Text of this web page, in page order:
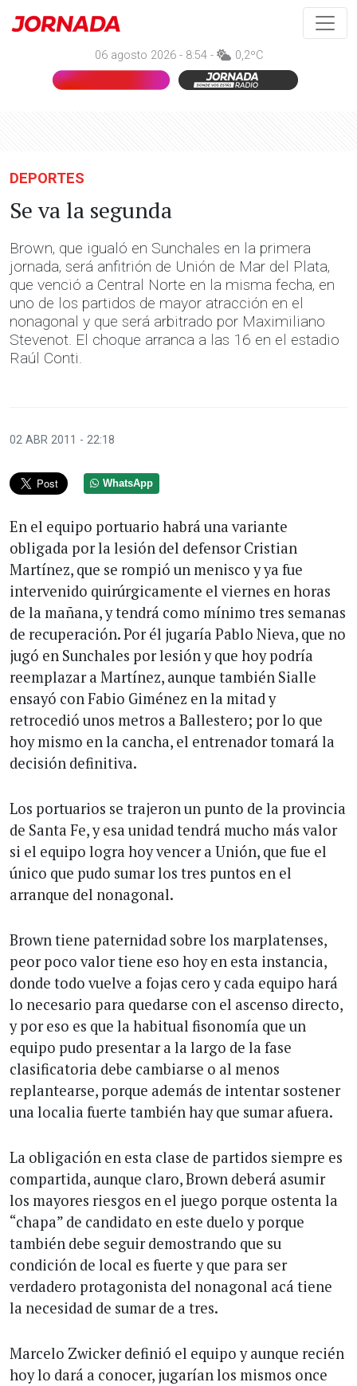
06 agosto 2026 - 8:54 - 0,2ºC
DEPORTES
Se va la segunda
Brown, que igualó en Sunchales en la primera
jornada, será anfitrión de Unión de Mar del Plata,
que venció a Central Norte en la misma fecha, en
uno de los partidos de mayor atracción en el
nonagonal y que será arbitrado por Maximiliano
Stevenot. El choque arranca a las 16 en el estadio
Raúl Conti.
02 ABR 2011 - 22:18
WhatsApp
En el equipo portuario habrá una variante
obligada por la lesión del defensor Cristian
Martínez, que se rompió un menisco y ya fue
intervenido quirúrgicamente el viernes en horas
de la mañana, y tendrá como mínimo tres semanas
de recuperación. Por él jugaría Pablo Nieva, que no
jugó en Sunchales por lesión y que hoy podría
reemplazar a Martínez, aunque también Sialle
ensayó con Fabio Giménez en la mitad y
retrocedió unos metros a Ballestero; por lo que
hoy mismo en la cancha, el entrenador tomará la
decisión definitiva.
Los portuarios se trajeron un punto de la provincia
de Santa Fe, y esa unidad tendrá mucho más valor
si el equipo logra hoy vencer a Unión, que fue el
único que pudo sumar los tres puntos en el
arranque del nonagonal.
Brown tiene paternidad sobre los marplatenses,
peor poco valor tiene eso hoy en esta instancia,
donde todo vuelve a fojas cero y cada equipo hará
lo necesario para quedarse con el ascenso directo,
y por eso es que la habitual fisonomía que un
equipo pudo presentar a la largo de la fase
clasificatoria debe cambiarse o al menos
replantearse, porque además de intentar sostener
una localia fuerte también hay que sumar afuera.
La obligación en esta clase de partidos siempre es
compartida, aunque claro, Brown deberá asumir
los mayores riesgos en el juego porque ostenta la
“chapa” de candidato en este duelo y porque
también debe seguir demostrando que su
condición de local es fuerte y que para ser
verdadero protagonista del nonagonal acá tiene
la necesidad de sumar de a tres.
Marcelo Zwicker definió el equipo y aunque recién
hoy lo dará a conocer, jugarían los mismos once